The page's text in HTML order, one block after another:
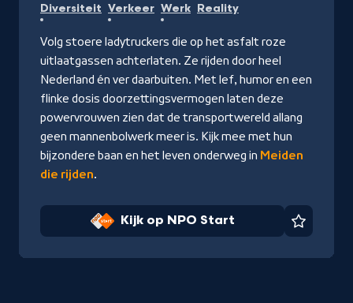
op
NPO
Start
Diversiteit Verkeer Werk Reality
Volg stoere ladytruckers die op het asfalt roze
uitlaatgassen achterlaten. Ze rijden door heel
Nederland én ver daarbuiten. Met lef, humor en een
flinke dosis doorzettingsvermogen laten deze
powervrouwen zien dat de transportwereld allang
geen mannenbolwerk meer is. Kijk mee met hun
bijzondere baan en het leven onderweg in Meiden
die rijden.
Kijk op NPO Start